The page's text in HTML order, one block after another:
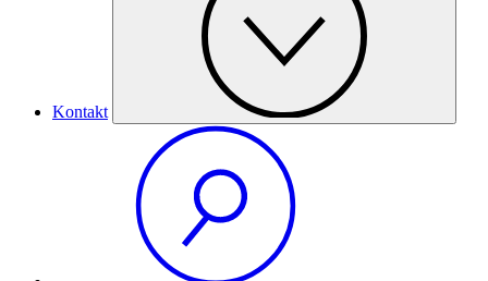
Kontakt